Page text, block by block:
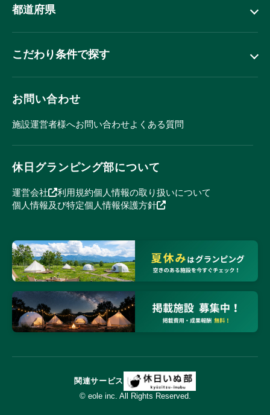
都道府県
こだわり条件で探す
お問い合わせ
施設運営者様へお問い合わせよくある質問
休日グランピング部について
運営会社 利用規約個人情報の取り扱いについて
個人情報及び特定個人情報保護方針
関連サービス
© eole inc. All Rights Reserved.